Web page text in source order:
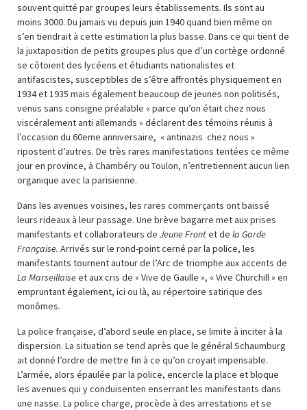
souvent quitté par groupes leurs établissements. Ils sont au
moins 3000. Du jamais vu depuis juin 1940 quand bien même on
s’en tiendrait à cette estimation la plus basse. Dans ce qui tient de
la juxtaposition de petits groupes plus que d’un cortège ordonné
se côtoient des lycéens et étudiants nationalistes et
antifascistes, susceptibles de s’être affrontés physiquement en
1934 et 1935 mais également beaucoup de jeunes non politisés,
venus sans consigne préalable « parce qu’on était chez nous
viscéralement anti allemands » déclarent des témoins réunis à
l’occasion du 60eme anniversaire, « antinazis chez nous »
ripostent d’autres. De très rares manifestations tentées ce même
jour en province, à Chambéry ou Toulon, n’entretiennent aucun lien
organique avec la parisienne.
Dans les avenues voisines, les rares commerçants ont baissé
leurs rideaux à leur passage. Une brève bagarre met aux prises
manifestants et collaborateurs de Jeune Frontet de la Garde
Française. Arrivés sur le rond-point cerné par la police, les
manifestants tournent autour de l’Arc de triomphe aux accents de
La Marseillaiseet aux cris de « Vive de Gaulle », « Vive Churchill » en
empruntant également, ici ou là, au répertoire satirique des
monômes.
La police française, d’abord seule en place, se limite à inciter à la
dispersion. La situation se tend après que le général Schaumburg
ait donné l’ordre de mettre fin à ce qu’on croyait impensable.
L’armée, alors épaulée par la police, encercle la place et bloque
les avenues qui y conduisenten enserrant les manifestants dans
une nasse. La police charge, procède à des arrestations et se